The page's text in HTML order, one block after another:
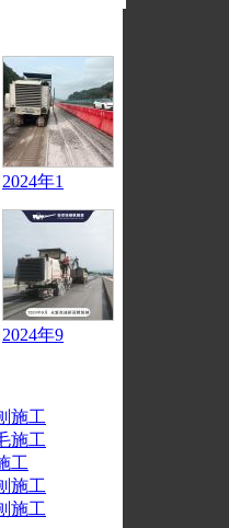
2024年1
2024年9
施工
施工
工
施工
施工